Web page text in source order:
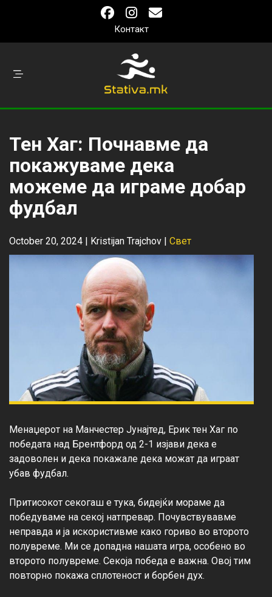
Контакт
Тен Хаг: Почнавме да
покажуваме дека
можеме да играме добар
фудбал
October 20, 2024 | Kristijan Trajchov | Свет
Менаџерот на Манчестер Јунајтед, Ерик тен Хаг по
победата над Брентфорд од 2-1 изјави дека е
задоволен и дека покажале дека можат да играат
убав фудбал.
Притисокот секогаш е тука, бидејќи мораме да
победуваме на секој натпревар. Почувствувавме
неправда и ја искористивме како гориво во второто
полувреме. Ми се допадна нашата игра, особено во
второто полувреме. Секоја победа е важна. Овој тим
повторно покажа сплотеност и борбен дух.